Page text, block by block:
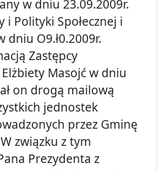
w dniu 23.09.2009r.
i Polityki Społecznej i
O9.ł0.2009r.
Zastępcy
Masojć w dniu
on drogą mailową
jednostek
przez Gminę
związku z tym
Prezydenta z